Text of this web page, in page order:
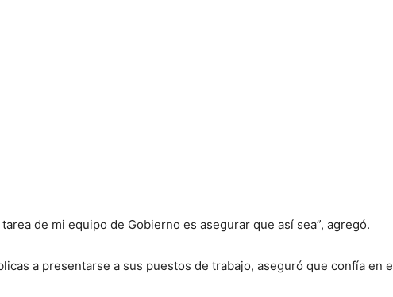
de mi equipo de Gobierno es asegurar que así sea”, agregó.
a presentarse a sus puestos de trabajo, aseguró que confía en